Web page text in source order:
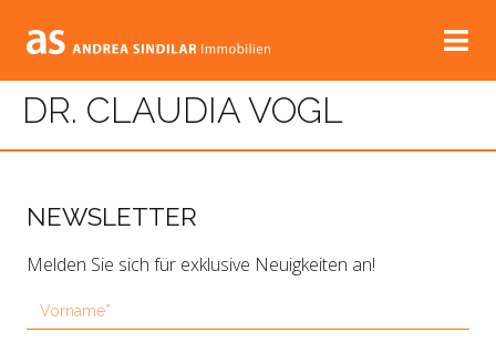
DR. CLAUDIA VOGL
NEWSLETTER
Melden Sie sich für exklusive Neuigkeiten an!